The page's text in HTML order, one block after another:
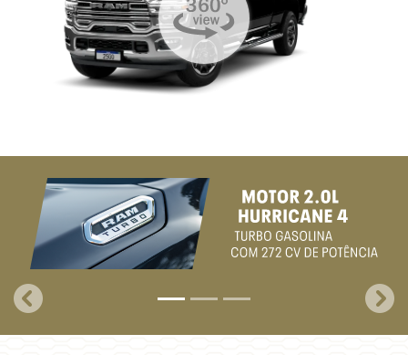
templates.template-
EXPLORE A RAMPAGE EM 360º